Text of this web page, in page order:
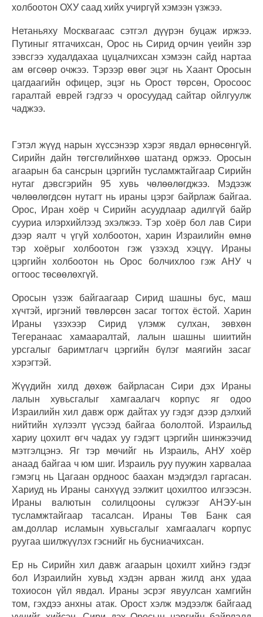
холбоотон ОХУ саад хийх учиргүй хэмээн үзжээ.
Нетаньяху Москвагаас сэтгэл дүүрэн буцаж иржээ.
Путиныг ятгачихсан, Орос нь Сирид орчин үеийн зэр
зэвсгээ худалдахаа цуцалчихсан хэмээн сайд нартаа
ам өгсөөр очжээ. Тэрээр өвөг эцэг нь Хаант Оросын
цагдаагийн офицер, эцэг нь Орост төрсөн, Оросоос
гаралтай еврей гэдгээ ч оросуудад сайтар ойлгуулж
чаджээ.
Гэтэл жүүд нарын хүссэнээр хэрэг явдал өрнөсөнгүй.
Сирийн дайн төгсгөлийнхөө шатанд оржээ. Оросын
агаарын ба сансрын цэргийн тусламжтайгаар Сирийн
нутаг дэвсгэрийн 95 хувь чөлөөлөгджээ. Мэдээж
чөлөөлөгдсөн нутагт нь ираны цэрэг байрлаж байгаа.
Орос, Иран хоёр ч Сирийн асуудлаар адилгүй байр
сууриа илэрхийлээд эхэлжээ. Тэр хоёр бол лав Сири
дээр яалт ч үгүй холбоотон, харин Израилийн өмнө
тэр хоёрыг холбоотон гэж үзэхэд хэцүү. Ираны
цэргийн холбоотон нь Орос болчихлоо гэж АНУ ч
огтоос төсөөлөхгүй.
Оросын үзэж байгаагаар Сирид шашны бус, маш
хүчтэй, иргэний төвлөрсөн засаг тогтох ёстой. Харин
Ираны үзэхээр Сирид үлэмж сулхан, зөвхөн
Тегеранаас хамааралтай, лалын шашны шиитийн
урсгалыг баримтлагч цэргийн бүлэг маягийн засаг
хэрэгтэй.
Жүүдийн хилд дөхөж байрласан Сири дэх Ираны
лалын хувьсгалыг хамгаалагч корпус яг одоо
Израилийн хил давж орж дайтах уу гэдэг дээр дэлхий
нийтийн хүлээлт үүсээд байгаа бололтой. Израильд
хариу цохилт өгч чадах уу гэдэгт цэргийн шинжээчид
мэтгэлцэнэ. Яг тэр мөчийг нь Израиль, АНУ хоёр
анаад байгаа ч юм шиг. Израиль руу пуужин харвалаа
гэмэгц нь Цагаан ордноос баахан мэдэгдэл гаргасан.
Хариуд нь Ираны санхүүд ээлжит цохилтоо илгээсэн.
Ираны валютын солилцооны сүлжээг АНЭУ-ын
тусламжтайгаар тасалсан. Ираны Төв Банк сая
ам.доллар исламын хувьсгалыг хамгаалагч корпус
руугаа шилжүүлэх гэснийг нь бусниачихсан.
Ер нь Сирийн хил давж агаарын цохилт хийнэ гэдэг
бол Израилийн хувьд хэдэн арван жилд анх удаа
тохиосон үйл явдал. Ираны эсрэг явуулсан хамгийн
том, гэхдээ анхны атак. Орост хэлж мэдээлж байгаад